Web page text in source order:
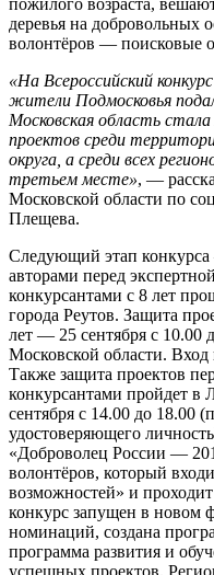
деревья на добровольных
волонтёров — поисковые
«На Всероссийский
жители Подмосковья
Московская область
проектов среди
округа, а среди всех
третьем месте», —
Московской области по
Плещева.
Следующий этап конкурса
авторами перед
конкурсантами с 8 лет
города Реутов. Защита
лет — 25 сентября с 10.00
Московской области.
Также защита проектов
конкурсантами пройдет в
сентября с 14.00 до 18.00
удостоверяющего
«Доброволец России —
волонтёров, который
возможностей» и
конкурс запущен в новом
номинаций, создана
программа развития и
успешных проектов.